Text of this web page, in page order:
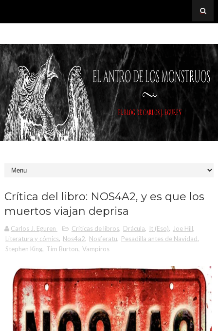
Crítica del libro: NOS4A2, y es que los
muertos viajan deprisa
Carlos J. Eguren Críticas de libros, Drácula, It (Eso), Joe Hill,
Literatura y cómics, Nos4a2, Nosferatu, Pesadilla antes de Navidad,
Stephen King, Tim Burton, Vampiros